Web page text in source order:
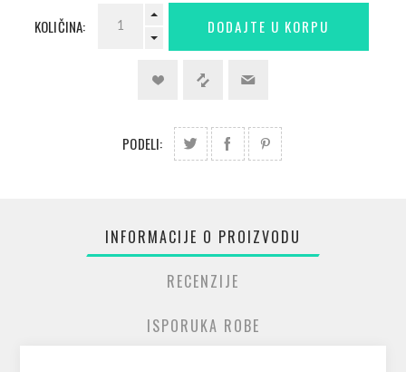
KOLIČINA:
PODELI:
INFORMACIJE O PROIZVODU
RECENZIJE
ISPORUKA ROBE